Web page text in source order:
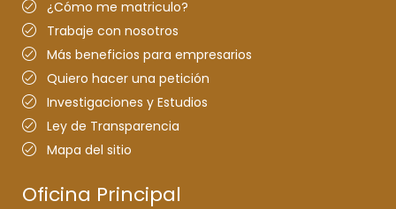
¿Cómo me matriculo?
Trabaje con nosotros
Más beneficios para empresarios
Quiero hacer una petición
Investigaciones y Estudios
Ley de Transparencia
Mapa del sitio
Oficina Principal